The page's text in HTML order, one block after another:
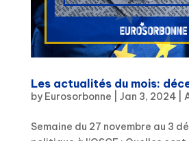
Les actualités du mois:
by Eurosorbonne Jan 3, 2024|
Semaine du 27 novembre au 3